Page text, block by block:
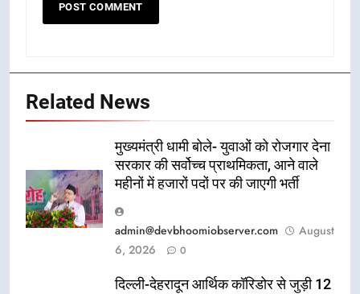
Related News
मुख्यमंत्री धामी बोले- युवाओं को रोजगार देना
सरकार की सर्वोच्च प्राथमिकता, आने वाले
महीनों में हजारों पदों पर की जाएगी भर्ती
admin@devbhoomiobserver.com
August
6, 2026
0
दिल्ली-देहरादून आर्थिक कॉरिडोर से जुड़ी 12